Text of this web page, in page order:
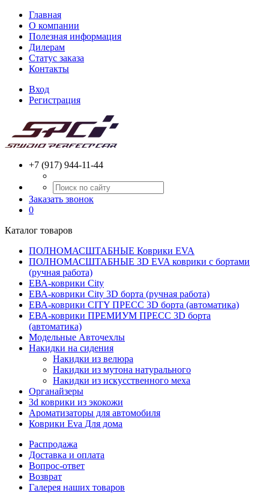
Главная
О компании
Полезная информация
Дилерам
Статус заказа
Контакты
Вход
Регистрация
+7 (917) 944-11-44
Заказать звонок
0
Каталог товаров
ПОЛНОМАСШТАБНЫЕ Коврики EVA
ПОЛНОМАСШТАБНЫЕ 3D EVA коврики с бортами
(ручная работа)
ЕВА-коврики City
ЕВА-коврики City 3D борта (ручная работа)
ЕВА-коврики CITY ПРЕСС 3D борта (автоматика)
ЕВА-коврики ПРЕМИУМ ПРЕСС 3D борта
(автоматика)
Модельные Авточехлы
Накидки на сидения
Накидки из велюра
Накидки из мутона натурального
Накидки из искусственного меха
Органайзеры
3d коврики из экокожи
Ароматизаторы для автомобиля
Коврики Eva Для дома
Распродажа
Доставка и оплата
Вопрос-ответ
Возврат
Галерея наших товаров